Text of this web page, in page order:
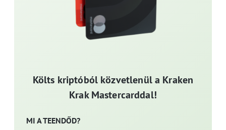
Költs kriptóból közvetlenül a Kraken
Krak Mastercarddal!
MI A TEENDŐD?